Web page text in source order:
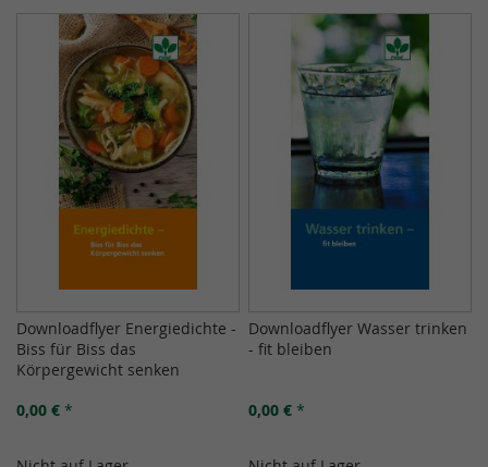
Downloadflyer Energiedichte -
Biss für Biss das
Körpergewicht senken
0,00 € *
Downloadflyer Wasser trinken
- fit bleiben
0,00 € *